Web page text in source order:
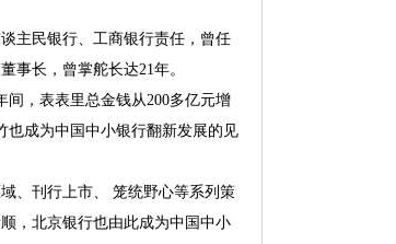
主民银行、工商银行责任，曾任
事长，曾掌舵长达21年。
，表表里总金钱从200多亿元增
也成为中国中小银行翻新发展的见
、刊行上市、 笼统野心等系列策
，北京银行也由此成为中国中小